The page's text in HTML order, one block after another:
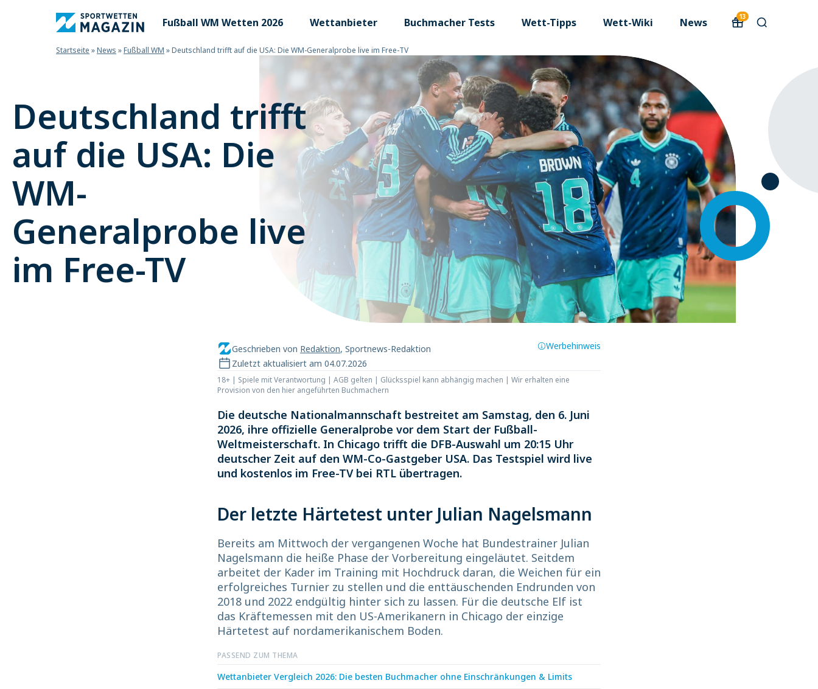
Fußball WM Wetten 2026 Wettanbieter Buchmacher Tests Wett-Tipps Wett-Wiki News 13
Startseite »News »Fußball WM »Deutschland trifft auf die USA: Die WM-Generalprobe live im Free-TV
Deutschland trifft
auf die USA: Die
WM-
Generalprobe live
im Free-TV
Geschrieben von Redaktion, Sportnews-Redaktion
Zuletzt aktualisiert am 04.07.2026
Werbehinweis
18+ | Spiele mit Verantwortung | AGB gelten | Glücksspiel kann abhängig machen | Wir erhalten eine
Provision von den hier angeführten Buchmachern
Die deutsche Nationalmannschaft bestreitet am Samstag, den 6. Juni
2026, ihre offizielle Generalprobe vor dem Start der Fußball-
Weltmeisterschaft. In Chicago trifft die DFB-Auswahl um 20:15 Uhr
deutscher Zeit auf den WM-Co-Gastgeber USA. Das Testspiel wird live
und kostenlos im Free-TV bei RTL übertragen.
Der letzte Härtetest unter Julian Nagelsmann
Bereits am Mittwoch der vergangenen Woche hat Bundestrainer Julian
Nagelsmann die heiße Phase der Vorbereitung eingeläutet. Seitdem
arbeitet der Kader im Training mit Hochdruck daran, die Weichen für ein
erfolgreiches Turnier zu stellen und die enttäuschenden Endrunden von
2018 und 2022 endgültig hinter sich zu lassen. Für die deutsche Elf ist
das Kräftemessen mit den US-Amerikanern in Chicago der einzige
Härtetest auf nordamerikanischem Boden.
PASSEND ZUM THEMA
Wettanbieter Vergleich 2026: Die besten Buchmacher ohne Einschränkungen & Limits